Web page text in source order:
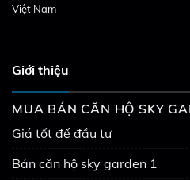
Việt Nam
Giới thiệu
MUA BÁN CĂN HỘ SKY
Giá tốt để đầu tư
Bán căn hộ sky garden 1